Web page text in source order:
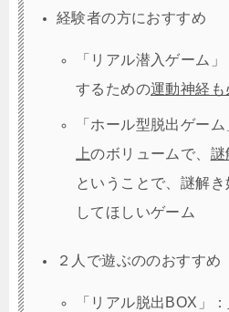
経験者の方におすすめ
「リアル潜入ゲーム
するための運動神経も
「ホール型脱出ゲーム
上のボリュームで、 謎
ということで、謎解
してほしいゲーム
２人で遊ぶののおすすめ
「リアル脱出BOX」：